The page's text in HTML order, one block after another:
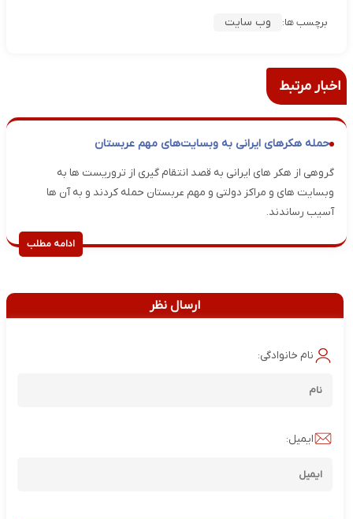
برچسب ها: وب سایت
اخبار مرتبط
حمله هکر‌های ایرانی به وبسایت‌های مهم عربستان
گروهی از هکر های ایرانی به قصد انتقام گیری از تروریست ها به
وبسایت های و مراکز دولتی و مهم عربستان حمله کردند و به آن ها
آسیب رساندند.
ادامه مطلب
ارسال نظر
نام خانوادگی:
ایمیل: